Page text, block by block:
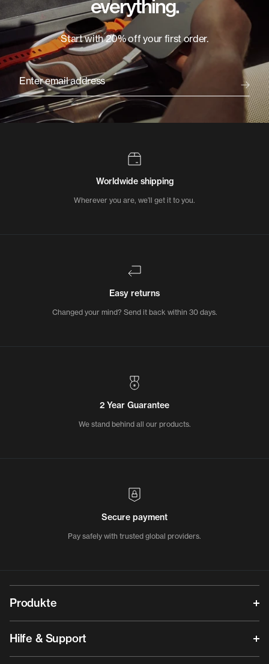
everything.
Start with 20% off your first order.
Enter email address
Worldwide shipping
Wherever you are, we’ll get it to you.
Easy returns
Changed your mind? Send it back within 30 days.
2 Year Guarantee
We stand behind all our products.
Secure payment
Pay safely with trusted global providers.
Produkte
Hilfe & Support